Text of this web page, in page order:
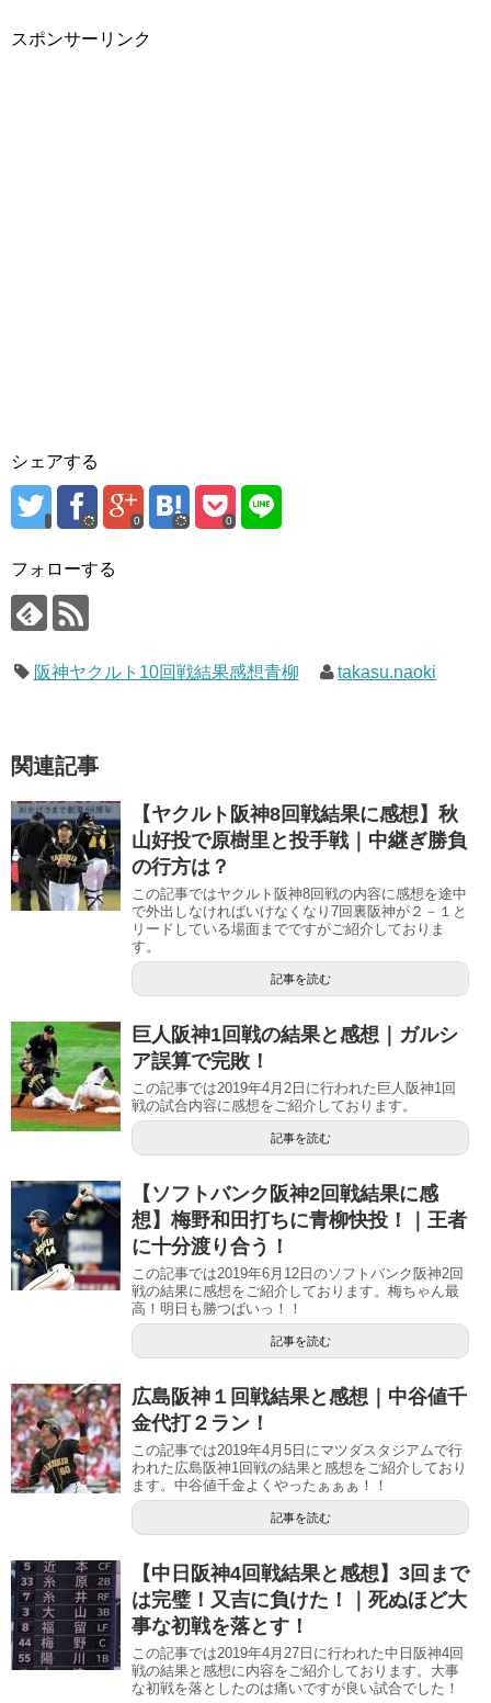
スポンサーリンク
シェアする
0 0
フォローする
阪神ヤクルト10回戦結果感想青柳 takasu.naoki
関連記事
【ヤクルト阪神8回戦結果に感想】秋
山好投で原樹里と投手戦｜中継ぎ勝負
の行方は？
この記事ではヤクルト阪神8回戦の内容に感想を途中
で外出しなければいけなくなり7回裏阪神が２－１と
リードしている場面までですがご紹介しておりま
す。
記事を読む
巨人阪神1回戦の結果と感想｜ガルシ
ア誤算で完敗！
この記事では2019年4月2日に行われた巨人阪神1回
戦の試合内容に感想をご紹介しております。
記事を読む
【ソフトバンク阪神2回戦結果に感
想】梅野和田打ちに青柳快投！｜王者
に十分渡り合う！
この記事では2019年6月12日のソフトバンク阪神2回
戦の結果に感想をご紹介しております。梅ちゃん最
高！明日も勝つばいっ！！
記事を読む
広島阪神１回戦結果と感想｜中谷値千
金代打２ラン！
この記事では2019年4月5日にマツダスタジアムで行
われた広島阪神1回戦の結果と感想をご紹介しており
ます。中谷値千金よくやったぁぁぁ！！
記事を読む
【中日阪神4回戦結果と感想】3回まで
は完璧！又吉に負けた！｜死ぬほど大
事な初戦を落とす！
この記事では2019年4月27日に行われた中日阪神4回
戦の結果と感想に内容をご紹介しております。大事
な初戦を落としたのは痛いですが良い試合でした！